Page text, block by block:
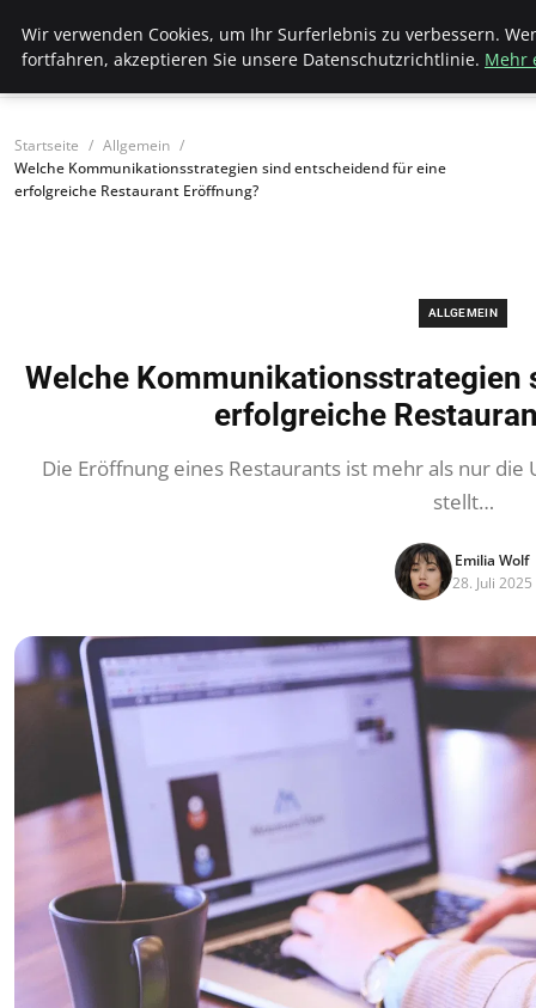
Bistro Grammophon
Startseite
Allgemein
Welche Kommunikationsstrategien sind entscheidend für eine
erfolgreiche Restaurant Eröffnung?
ALLGEMEIN
Welche Kommunikationsstrategien
erfolgreiche
Die Eröffnung eines Restaurants ist mehr als nur
stellt…
Emilia Wolf
28. Juli 2025
Wir verwenden Cookies, um Ihr Surferlebnis zu verbessern.
fortfahren, akzeptieren Sie unsere Datenschutzrichtlinie. Mehr